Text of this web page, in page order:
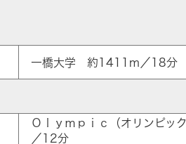
一橋大学 約1411m／18分
Ｏｌｙｍｐｉｃ（オリンピ
／12分